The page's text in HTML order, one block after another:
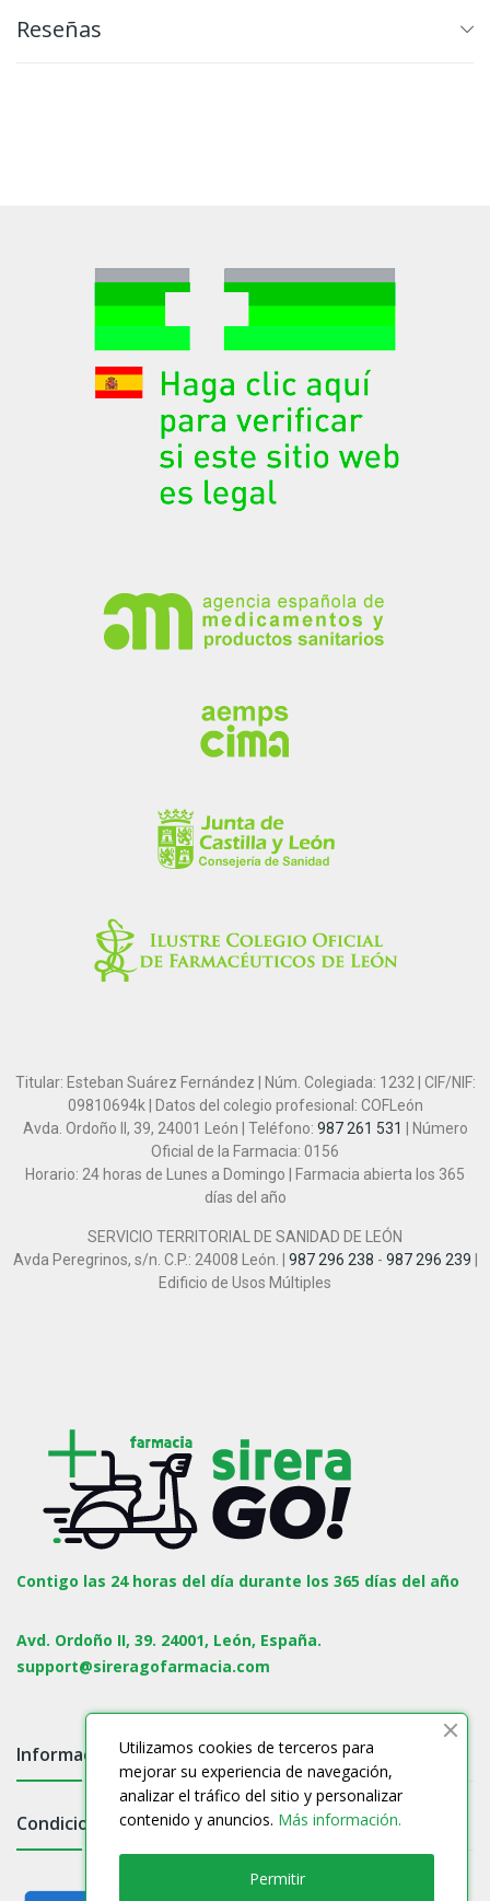
Reseñas
Titular: Esteban Suárez Fernández | Núm. Colegiada: 1232 | CIF/NIF:
09810694k | Datos del colegio profesional: COFLeón
Avda. Ordoño II, 39, 24001 León | Teléfono: 987 261 531
| Número
Oficial de la Farmacia: 0156
Horario: 24 horas de Lunes a Domingo | Farmacia abierta los 365
días del año
SERVICIO TERRITORIAL DE SANIDAD DE LEÓN
Avda Peregrinos, s/n. C.P.: 24008 León. | 987 296 238 - 987 296 239
Edificio de Usos Múltiples
Contigo las 24 horas del día durante los 365 días del año
Avd. Ordoño II, 39. 24001, León, España.
support@sireragofarmacia.com
Información
Condiciones
Utilizamos cookies de terceros para
mejorar su experiencia de navegación,
analizar el tráfico del sitio y personalizar
contenido y anuncios. Más información.
Permitir